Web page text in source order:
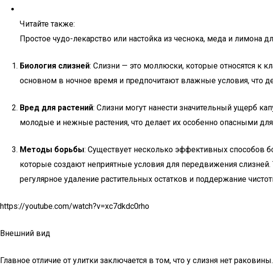
Читайте также:
Простое чудо-лекарство или настойка из чеснока, меда и лимона
Биология слизней: Слизни — это моллюски, которые относятся к
основном в ночное время и предпочитают влажные условия, что
Вред для растений: Слизни могут нанести значительный ущерб
молодые и нежные растения, что делает их особенно опасными
Методы борьбы: Существует несколько эффективных способов
которые создают неприятные условия для передвижения
регулярное удаление растительных остатков и поддержание
https://youtube.com/watch?v=xc7dkdc0rho
Внешний вид
Главное отличие от улитки заключается в том, что у слизня нет